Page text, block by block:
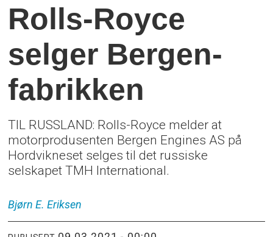
Rolls-Royce
selger Bergen-
fabrikken
TIL RUSSLAND: Rolls-Royce melder at
motorprodusenten Bergen Engines AS på
Hordvikneset selges til det russiske
selskapet TMH International.
Bjørn E. Eriksen